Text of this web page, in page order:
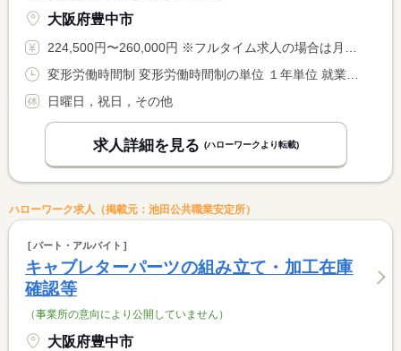
大阪府豊中市
224,500円〜260,000円 ※フルタイム求人の場合は月額（換算額）、パート求人の場合は時間額を表示しています。
変形労働時間制 変形労働時間制の単位 １年単位 就業時間１ 8時00分〜17時00分 就業時間に関する特記事項 基本は定時勤務ですが繁忙期は残業の可能性があります。 <BR> ※月により変動。（０〜１０時間の範囲内）
日曜日，祝日，その他
求人詳細を見る (ハローワークより転載)
ハローワーク求人（掲載元：池田公共職業安定所）
パート・アルバイト
キャブレターパーツの組み立て・加工在庫
確認等
（事業所の意向により公開していません）
大阪府豊中市